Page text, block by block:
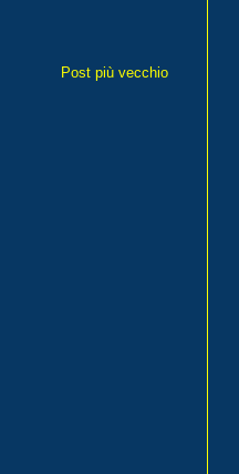
Post più vecchio